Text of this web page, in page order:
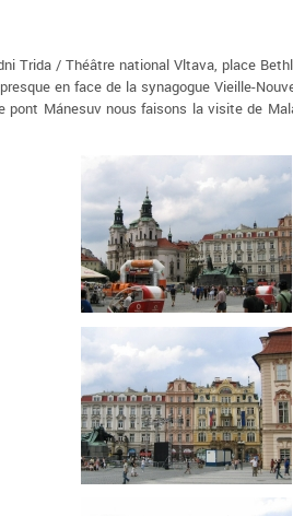
Trida / Théâtre national Vltava, place
presque en face de la synagogue Vieille-
pont Mánesuv nous faisons la visite de